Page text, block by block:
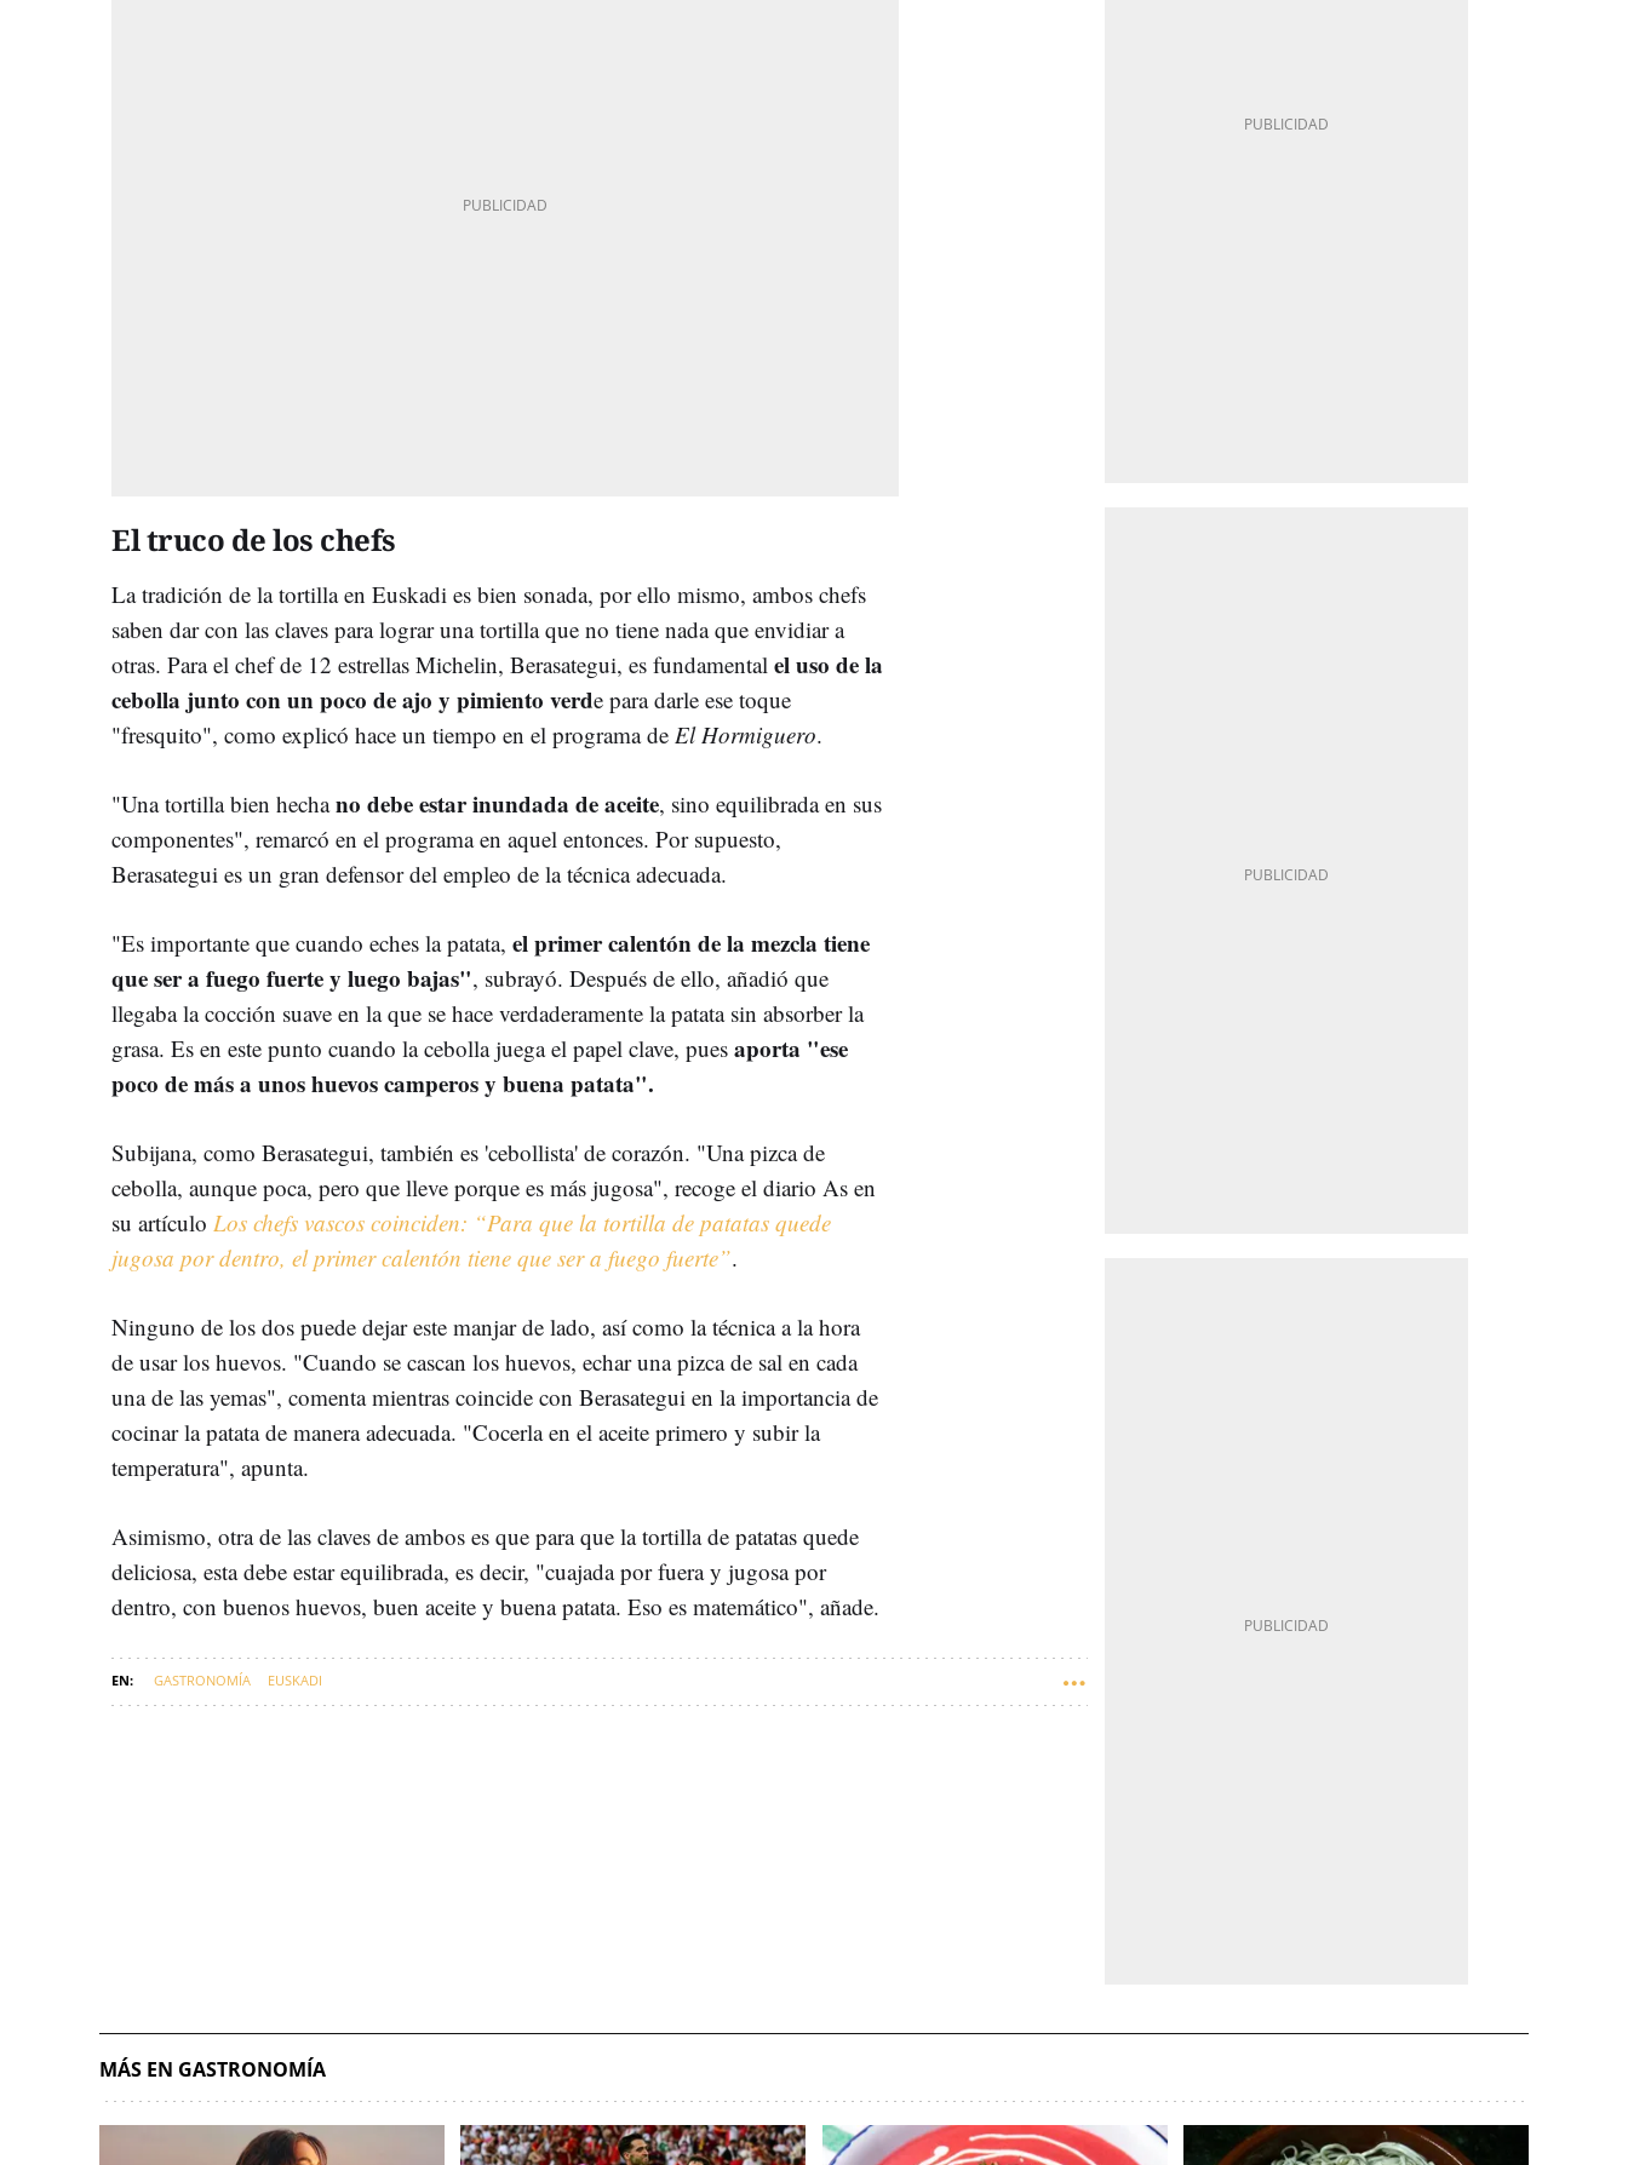
El truco de los chefs
La tradición de la tortilla en Euskadi es bien sonada, por ello mismo, ambos chefs
saben dar con las claves para lograr una tortilla que no tiene nada que envidiar a
otras. Para el chef de 12 estrellas Michelin, Berasategui, es fundamental el uso de la
cebolla junto con un poco de ajo y pimiento verde para darle ese toque
"fresquito", como explicó hace un tiempo en el programa de El Hormiguero.
"Una tortilla bien hechano debe estar inundada de aceite, sino equilibrada en sus
componentes", remarcó en el programa en aquel entonces. Por supuesto,
Berasategui es un gran defensor del empleo de la técnica adecuada.
"Es importante que cuando eches la patata, el primer calentón de la mezcla tiene
que ser a fuego fuerte y luego bajas", subrayó. Después de ello, añadió que
llegaba la cocción suave en la que se hace verdaderamente la patata sin absorber la
grasa. Es en este punto cuando la cebolla juega el papel clave, pues aporta "ese
poco de más a unoshuevos camperos y buena patata".
Subijana, como Berasategui, también es 'cebollista' de corazón. "Una pizca de
cebolla, aunque poca, pero que lleve porque es más jugosa", recoge el diario As en
su artículo Los chefs vascos coinciden: “Para que la tortilla de patatas quede
jugosa por dentro, el primer calentón tiene que ser a fuego fuerte”.
Ninguno de los dos puede dejar este manjar de lado, así como la técnica a la hora
de usar los huevos. "Cuando se cascan los huevos, echar una pizca de sal en cada
una de las yemas", comenta mientras coincide con Berasategui en la importancia de
cocinar la patata de manera adecuada. "Cocerla en el aceite primero y subir la
temperatura", apunta.
Asimismo, otra de las claves de ambos es que para que la tortilla de patatas quede
deliciosa, esta debe estar equilibrada, es decir, "cuajada por fuera y jugosa por
dentro, con buenos huevos, buen aceite y buena patata. Eso es matemático", añade.
GASTRONOMÍA EUSKADI
MÁS EN GASTRONOMÍA